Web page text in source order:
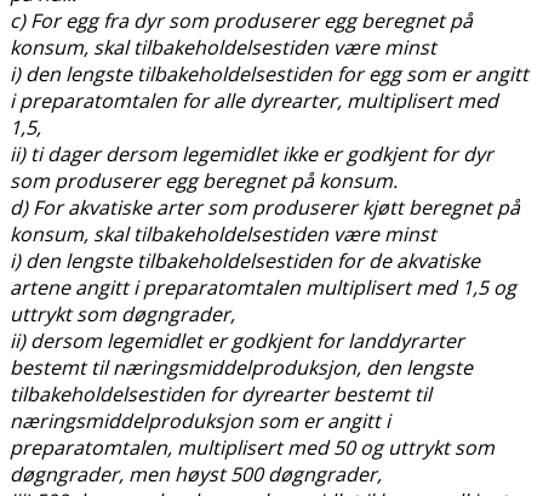
c) For egg fra dyr som produserer egg beregnet på
konsum, skal tilbakeholdelsestiden være minst
i) den lengste tilbakeholdelsestiden for egg som er angitt
i preparatomtalen for alle dyrearter, multiplisert med
1,5,
ii) ti dager dersom legemidlet ikke er godkjent for dyr
som produserer egg beregnet på konsum.
d) For akvatiske arter som produserer kjøtt beregnet på
konsum, skal tilbakeholdelsestiden være minst
i) den lengste tilbakeholdelsestiden for de akvatiske
artene angitt i preparatomtalen multiplisert med 1,5 og
uttrykt som døgngrader,
ii) dersom legemidlet er godkjent for landdyrarter
bestemt til næringsmiddelproduksjon, den lengste
tilbakeholdelsestiden for dyrearter bestemt til
næringsmiddelproduksjon som er angitt i
preparatomtalen, multiplisert med 50 og uttrykt som
døgngrader, men høyst 500 døgngrader,